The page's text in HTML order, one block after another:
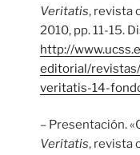
Veritatis, revista
2010, pp. 11-15.
http://
editorial/
veritatis-14-
– Presentación.
Veritatis, revista